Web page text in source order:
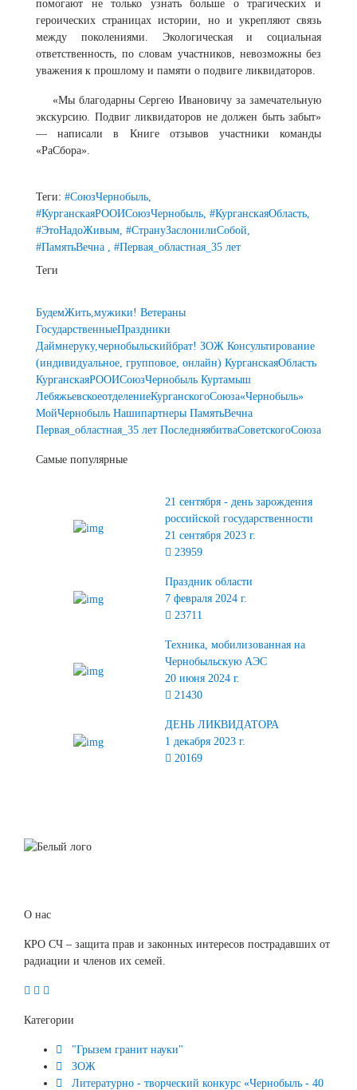
помогают не только узнать больше о трагических и
героических страницах истории, но и укрепляют связь
между поколениями. Экологическая и социальная
ответственность, по словам участников, невозможны без
уважения к прошлому и памяти о подвиге ликвидаторов.
«Мы благодарны Сергею Ивановичу за замечательную
экскурсию. Подвиг ликвидаторов не должен быть забыт»
— написали в Книге отзывов участники команды
«РаСбора».
Теги: #СоюзЧернобыль,
#КурганскаяРООИСоюзЧернобыль, #КурганскаяОбласть,
#ЭтоНадоЖивым, #СтрануЗаслонилиСобой,
#ПамятьВечна , #Первая_областная_35 лет
Теги
БудемЖить,мужики! Ветераны
ГосударственныеПраздники
Даймнеруку,чернобыльскийбрат! ЗОЖ Консультирование
(индивидуальное, групповое, онлайн) КурганскаяОбласть
КурганскаяРООИСоюзЧернобыль Куртамыш
ЛебяжьевскоеотделениеКурганскогоСоюза«Чернобыль»
МойЧернобыль Нашипартнеры ПамятьВечна
Первая_областная_35 лет ПоследняябитваСоветскогоСоюза
Самые популярные
21 сентября - день зарождения
российской государственности
21 сентября 2023 г.
23959
Праздник области
7 февраля 2024 г.
23711
Техника, мобилизованная на
Чернобыльскую АЭС
20 июня 2024 г.
21430
ДЕНЬ ЛИКВИДАТОРА
1 декабря 2023 г.
20169
О нас
КРО СЧ – защита прав и законных интересов пострадавших от
радиации и членов их семей.
Категории
"Грызем гранит науки"
ЗОЖ
Литературно - творческий конкурс «Чернобыль - 40